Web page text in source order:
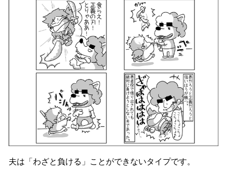
夫は「わざと負ける」ことができないタイプです。